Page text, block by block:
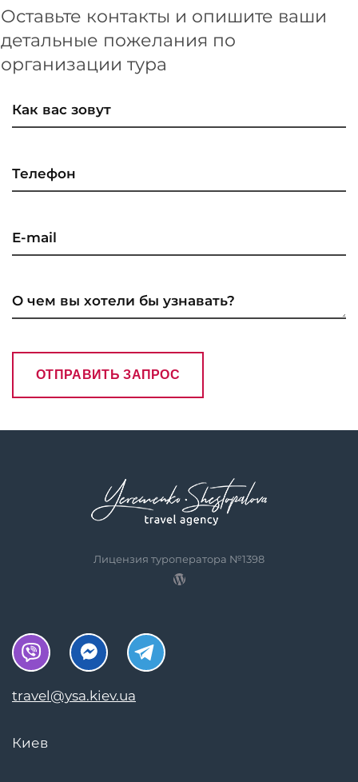
Оставьте контакты и опишите ваши
детальные пожелания по
организации тура
Лицензия туроператора №1398
travel@ysa.kiev.ua
Киев